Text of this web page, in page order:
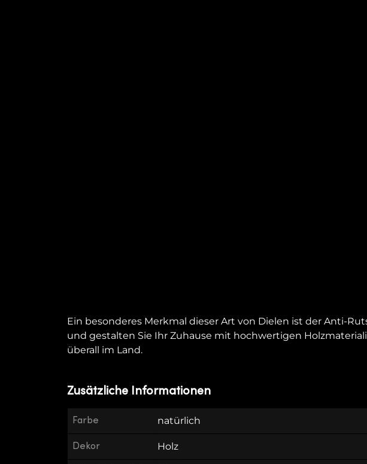
Ein besonderes Merkmal dieser Art von Dielen ist der Anti-
und gestalten Sie Ihr Zuhause mit hochwertigen
überall im Land.
Zusätzliche Informationen
Farbe natürlich
Dekor Holz